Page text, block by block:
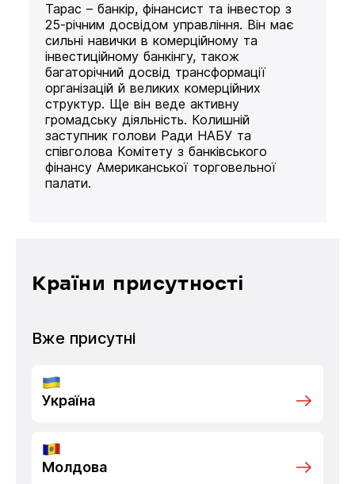
Тарас – банкір, фінансист та інвестор з
25-річним досвідом управління. Він має
сильні навички в комерційному та
інвестиційному банкінгу, також
багаторічний досвід трансформації
організацій й великих комерційних
структур. Ще він веде активну
громадську діяльність. Колишній
заступник голови Ради НАБУ та
співголова Комітету з банківського
фінансу Американської торговельної
палати.
Країни присутності
Вже присутні
Україна
Молдова